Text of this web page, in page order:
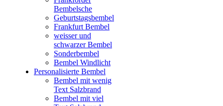
Bembelsche
Geburtstagsbembel
Frankfurt Bembel
weisser und
schwarzer Bembel
Sonderbembel
Bembel Windlicht
Personalisierte Bembel
Bembel mit wenig
Text Salzbrand
Bembel mit viel